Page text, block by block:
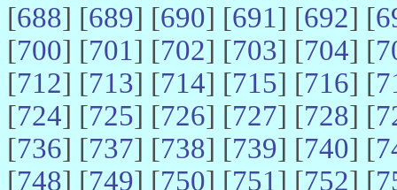
[688] [689] [690] [691] [692] [
[700] [701] [702] [703] [704] [
[712] [713] [714] [715] [716] [
[724] [725] [726] [727] [728] [
[736] [737] [738] [739] [740] [
[748] [749] [750] [751] [752] [